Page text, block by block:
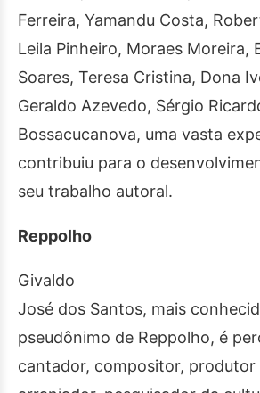
Ferreira, Yamandu Costa,
Leila Pinheiro, Moraes Moreira,
Soares, Teresa Cristina, Dona
Geraldo Azevedo, Sérgio
Bossacucanova, uma vasta
contribuiu para o
seu trabalho autoral.
Reppolho
Givaldo
José dos Santos, mais
pseudônimo de Reppolho, é
cantador, compositor, produtor